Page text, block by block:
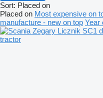
Sort: Placed on
Placed on Most expensive on
manufacture - new on top Year